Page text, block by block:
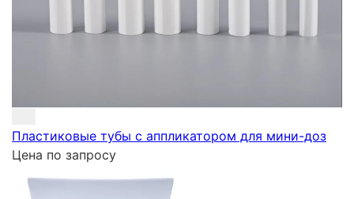
Пластиковые тубы с аппликатором для мини-доз
Цена по запросу